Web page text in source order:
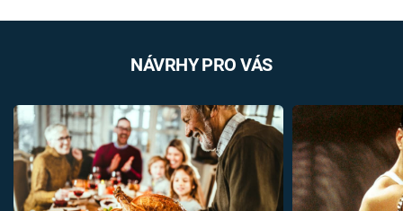
NÁVRHY PRO VÁS